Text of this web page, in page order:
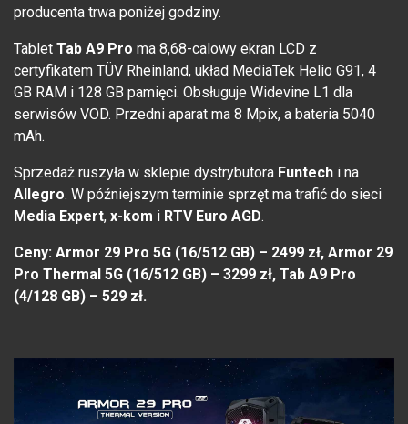
producenta trwa poniżej godziny.
Tablet Tab A9 Pro ma 8,68-calowy ekran LCD z
certyfikatem TÜV Rheinland, układ MediaTek Helio G91, 4
GB RAM i 128 GB pamięci. Obsługuje Widevine L1 dla
serwisów VOD. Przedni aparat ma 8 Mpix, a bateria 5040
mAh.
Sprzedaż ruszyła w sklepie dystrybutora Funtech i na
Allegro. W późniejszym terminie sprzęt ma trafić do sieci
Media Expert, x-kom i RTV Euro AGD.
Ceny: Armor 29 Pro 5G (16/512 GB) – 2499 zł, Armor 29
Pro Thermal 5G (16/512 GB) – 3299 zł, Tab A9 Pro
(4/128 GB) – 529 zł.